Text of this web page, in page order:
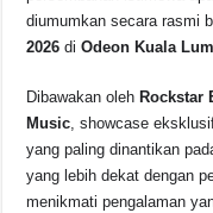
e
b
o
o
k
s
A
p
p
diumumkan secara rasmi
2026 diOdeon Kuala
Dibawakan oleh Rockstar
Music, showcase
yang paling dinantikan
yang lebih dekat dengan
menikmati pengalaman